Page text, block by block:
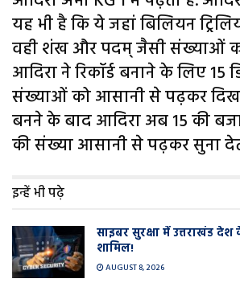
यह भी है कि ये जहां बिलियन
वही शंख और पदम् जैसी संख्याओं
आदिरा ने रिकॉर्ड बनाने के लिए 15
संख्याओं को आसानी से पढ़कर
बनने के बाद आदिरा अब 15 की
की संख्या आसानी से पढ़कर सुना
इन्हें भी पढ़े
साइबर सुरक्षा में उत्तराखंड देश
शामिल!
AUGUST 8, 2026